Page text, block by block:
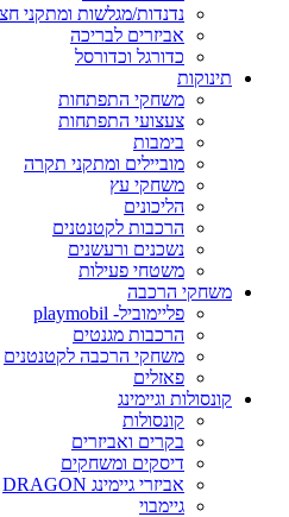
נדנדות/מגלשות ומתקני חצר
אביזרים לבריכה
כדורגל וכדורסל
תינוקות
משחקי התפתחות
צעצועי התפתחות
בימבות
מוביילים ומתקני תקרה
משחקי עץ
הליכונים
הרכבות לקטנטנים
נשכנים ורעשנים
משטחי פעילות
משחקי הרכבה
פליימוביל- playmobil
הרכבות מגנטים
משחקי הרכבה לקטנטנים
פאזלים
קונסולות וגיימינג
קונסולות
בקרים ואביזרים
דיסקים ומשחקים
אביזרי גיימינג DRAGON
גיימבוי